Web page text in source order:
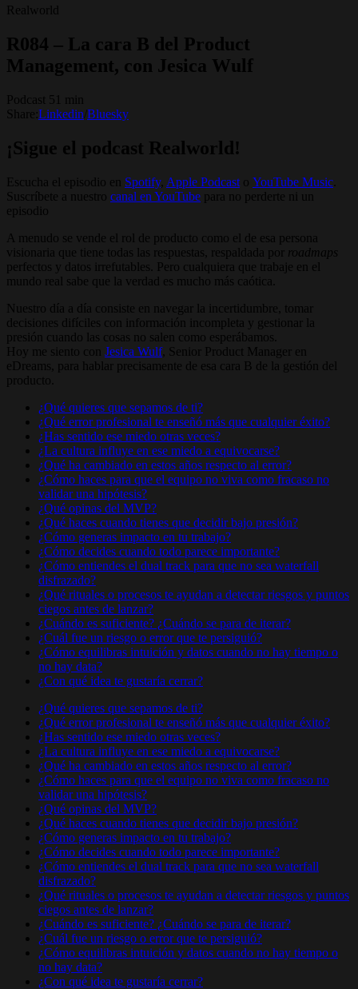
Realworld
R084 – La cara B del Product
Management, con Jesica Wulf
Podcast 51 min
Share: Linkedin Bluesky
¡Sigue el podcast Realworld!
Escucha el episodio en Spotify, ⁠⁠ Apple Podcast ⁠⁠ o ⁠⁠ YouTube Music
Suscríbete a nuestro canal en YouTube para no perderte ni un
episodio
A menudo se vende el rol de producto como el de esa persona
visionaria que tiene todas las respuestas, respaldada por roadmaps
perfectos y datos irrefutables. Pero cualquiera que trabaje en el
mundo real sabe que la verdad es mucho más caótica.
Nuestro día a día consiste en navegar la incertidumbre, tomar
decisiones difíciles con información incompleta y gestionar la
presión cuando las cosas no salen como esperábamos.
Hoy me siento con Jesica Wulf, Senior Product Manager en
eDreams, para hablar precisamente de esa cara B de la gestión del
producto.
¿Qué quieres que sepamos de ti?
¿Qué error profesional te enseñó más que cualquier éxito?
¿Has sentido ese miedo otras veces?
¿La cultura influye en ese miedo a equivocarse?
¿Qué ha cambiado en estos años respecto al error?
¿Cómo haces para que el equipo no viva como fracaso no
validar una hipótesis?
¿Qué opinas del MVP?
¿Qué haces cuando tienes que decidir bajo presión?
¿Cómo generas impacto en tu trabajo?
¿Cómo decides cuando todo parece importante?
¿Cómo entiendes el dual track para que no sea waterfall
disfrazado?
¿Qué rituales o procesos te ayudan a detectar riesgos y puntos
ciegos antes de lanzar?
¿Cuándo es suficiente? ¿Cuándo se para de iterar?
¿Cuál fue un riesgo o error que te persiguió?
¿Cómo equilibras intuición y datos cuando no hay tiempo o
no hay data?
¿Con qué idea te gustaría cerrar?
¿Qué quieres que sepamos de ti?
¿Qué error profesional te enseñó más que cualquier éxito?
¿Has sentido ese miedo otras veces?
¿La cultura influye en ese miedo a equivocarse?
¿Qué ha cambiado en estos años respecto al error?
¿Cómo haces para que el equipo no viva como fracaso no
validar una hipótesis?
¿Qué opinas del MVP?
¿Qué haces cuando tienes que decidir bajo presión?
¿Cómo generas impacto en tu trabajo?
¿Cómo decides cuando todo parece importante?
¿Cómo entiendes el dual track para que no sea waterfall
disfrazado?
¿Qué rituales o procesos te ayudan a detectar riesgos y puntos
ciegos antes de lanzar?
¿Cuándo es suficiente? ¿Cuándo se para de iterar?
¿Cuál fue un riesgo o error que te persiguió?
¿Cómo equilibras intuición y datos cuando no hay tiempo o
no hay data?
¿Con qué idea te gustaría cerrar?